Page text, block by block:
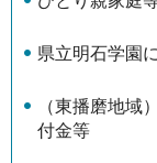
県立明石学園
（東播磨地域
付金等